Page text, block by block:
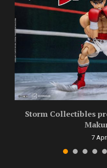
Storm Collectibles
7